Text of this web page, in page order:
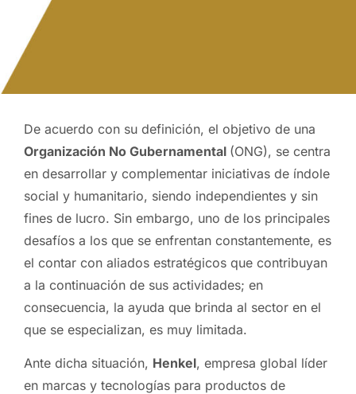
De acuerdo con su definición, el objetivo de una
Organización No Gubernamental (ONG), se centra
en desarrollar y complementar iniciativas de índole
social y humanitario, siendo independientes y sin
fines de lucro. Sin embargo, uno de los principales
desafíos a los que se enfrentan constantemente, es
el contar con aliados estratégicos que contribuyan
a la continuación de sus actividades; en
consecuencia, la ayuda que brinda al sector en el
que se especializan, es muy limitada.
Ante dicha situación, Henkel, empresa global líder
en marcas y tecnologías para productos de